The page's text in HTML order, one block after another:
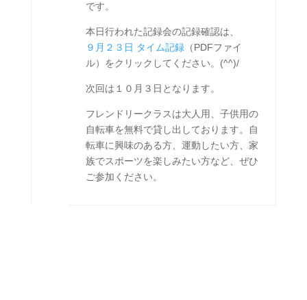
です。
本日行われた記録会の記録確認は、
９月２３日 タイム記録（PDFファイ
ル）をクリックしてください。(^^)/
次回は１０月３日となります。
フレンドリークラスは大人用、子供用の
自転車を無料で貸し出しております。自
転車に興味のある方、運動したい方、家
族でスポーツを楽しみたい方など、ぜひ
ご参加ください。